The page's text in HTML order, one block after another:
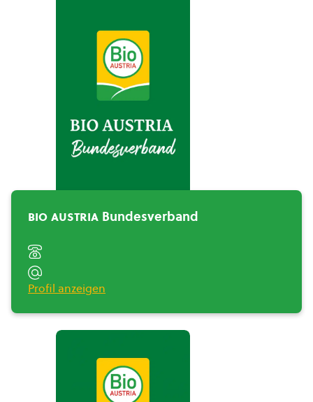
bio austria Bundesverband
Profil anzeigen